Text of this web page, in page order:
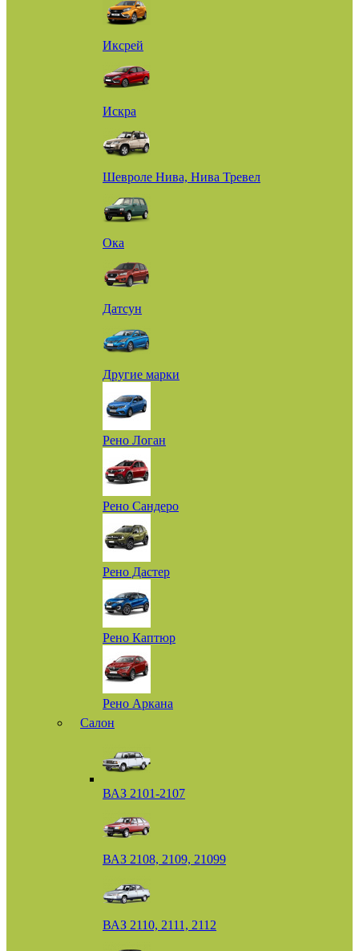
Иксрей
Искра
Шевроле Нива, Нива Тревел
Ока
Датсун
Другие марки
Рено Логан
Рено Сандеро
Рено Дастер
Рено Каптюр
Рено Аркана
Салон
ВАЗ 2101-2107
ВАЗ 2108, 2109, 21099
ВАЗ 2110, 2111, 2112